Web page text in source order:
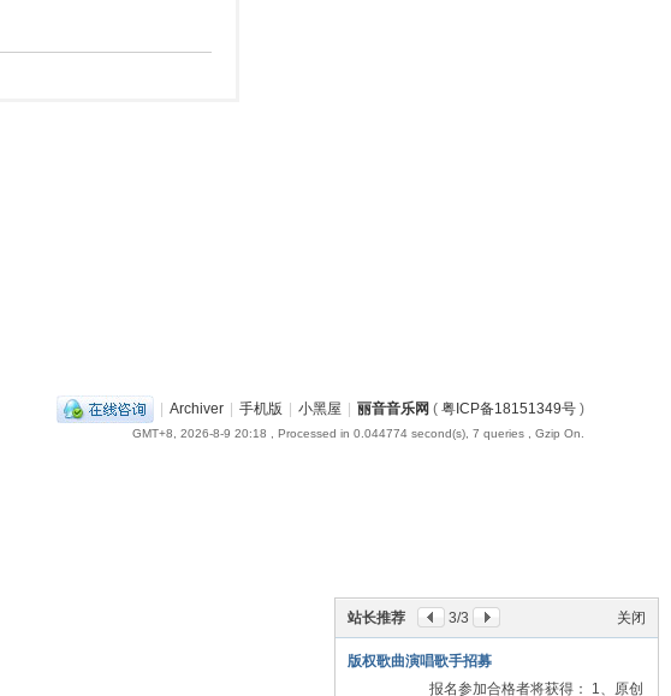
关闭
站长推荐 3/3
版权歌曲演唱歌手招募
报名参加合格者将获得： 1、原创
| Archiver | 手机版 | 小黑屋 | 丽音音乐网 ( 粤ICP备18151349号 )
GMT+8, 2026-8-9 20:18 , Processed in 0.044774 second(s), 7 queries , Gzip On.